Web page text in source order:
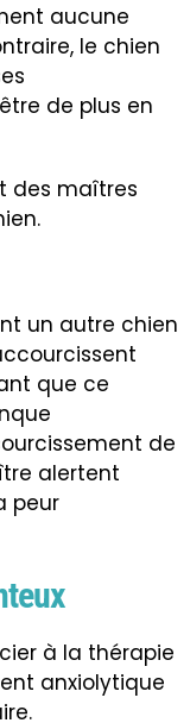
aucune
le chien
de plus en
des maîtres
un autre chien
que ce
de
alertent
peur
à la thérapie
anxiolytique